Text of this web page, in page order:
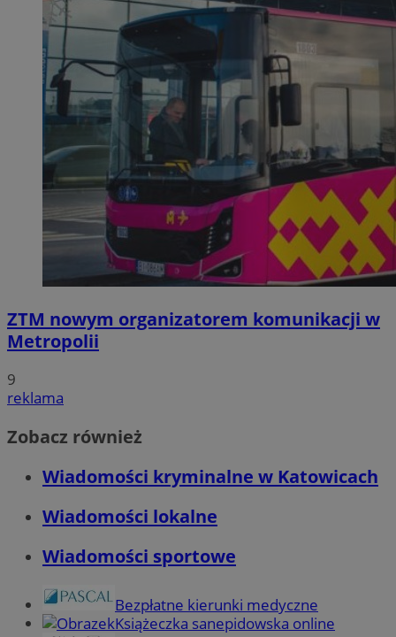
ZTM nowym organizatorem komunikacji w
Metropolii
9
reklama
Zobacz również
Wiadomości kryminalne w Katowicach
Wiadomości lokalne
Wiadomości sportowe
Bezpłatne kierunki medyczne
Książeczka sanepidowska online